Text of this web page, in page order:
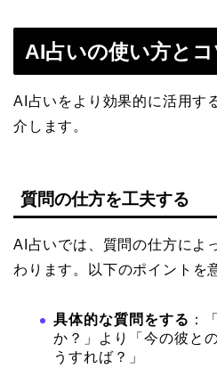
AI占いの使い方とコ
AI占いをより効果的に活用す
介します。
質問の仕方を工夫する
AI占いでは、質問の仕方によ
わります。以下のポイントを
具体的な質問をする ：
か？」より「今の彼と
うすれば？」